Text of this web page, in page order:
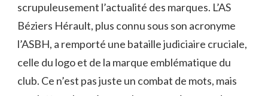
scrupuleusement l’actualité des marques. L’AS
Béziers Hérault, plus connu sous son acronyme
l’ASBH, a remporté une bataille judiciaire cruciale,
celle du logo et de la marque emblématique du
club. Ce n’est pas juste un combat de mots, mais